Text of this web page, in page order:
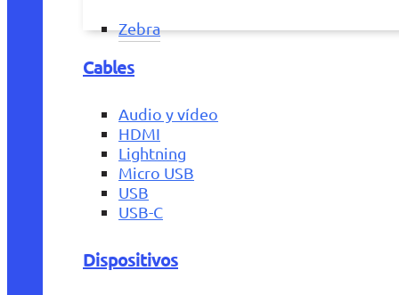
Zebra
Cables
Audio y vídeo
HDMI
Lightning
Micro USB
USB
USB-C
Dispositivos